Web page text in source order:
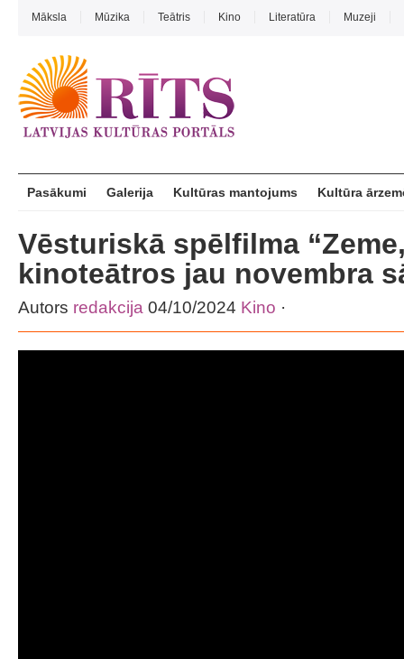
Māksla Mūzika Teātris Kino Literatūra Muzeji
Pasākumi Galerija Kultūras mantojums Kultūra
Vēsturiskā spēlfilma
kinoteātros jau novembra
Autors redakcija 04/10/2024 Kino ·